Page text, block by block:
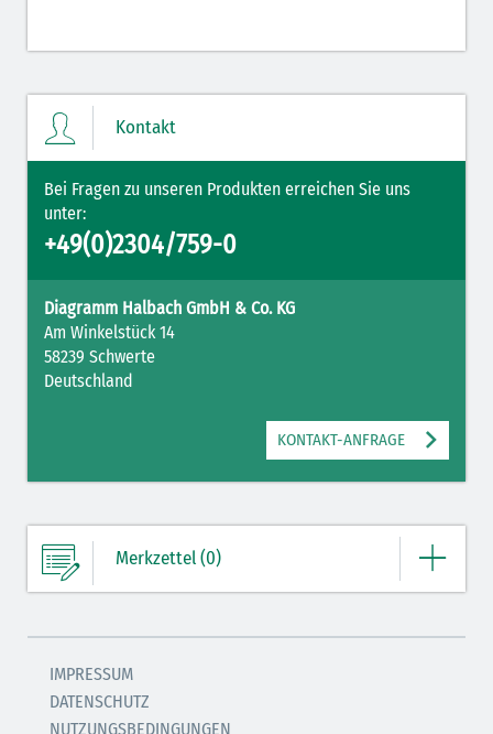
Kontakt
Bei Fragen zu unseren Produkten erreichen Sie uns
unter:
+49(0)2304/759-0
Diagramm Halbach GmbH & Co. KG
Am Winkelstück 14
58239 Schwerte
Deutschland
KONTAKT-ANFRAGE
Merkzettel (0)
IMPRESSUM
DATENSCHUTZ
NUTZUNGSBEDINGUNGEN